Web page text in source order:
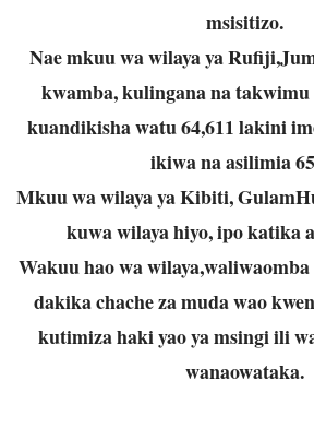
msisitizo.
Nae mkuu wa wilaya ya
kwamba, kulingana na
kuandikisha watu 64,611 lakini
ikiwa na asilimia
Mkuu wa wilaya ya Kibiti,
kuwa wilaya hiyo, ipo katika
Wakuu hao wa
dakika chache za muda wao
kutimiza haki yao ya msingi ili
wanaowataka.